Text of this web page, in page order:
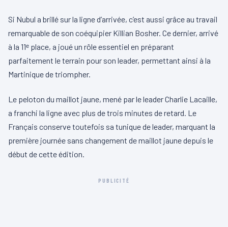
Si Nubul a brillé sur la ligne d’arrivée, c’est aussi grâce au travail
remarquable de son coéquipier Killian Bosher. Ce dernier, arrivé
à la 11ᵉ place, a joué un rôle essentiel en préparant
parfaitement le terrain pour son leader, permettant ainsi à la
Martinique de triompher.
Le peloton du maillot jaune, mené par le leader Charlie Lacaille,
a franchi la ligne avec plus de trois minutes de retard. Le
Français conserve toutefois sa tunique de leader, marquant la
première journée sans changement de maillot jaune depuis le
début de cette édition.
PUBLICITÉ